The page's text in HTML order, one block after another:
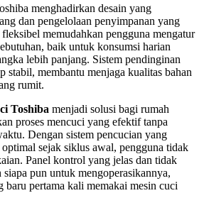
menghadirkan desain yang
dan pengelolaan penyimpanan yang
memudahkan pengguna mengatur
baik untuk konsumsi harian
lebih panjang. Sistem pendinginan
stabil, membantu menjaga kualitas bahan
rumit.
Toshiba menjadi solusi bagi rumah
proses mencuci yang efektif tanpa
Dengan sistem pencucian yang
sejak siklus awal, pengguna tidak
Panel kontrol yang jelas dan tidak
pun untuk mengoperasikannya,
baru pertama kali memakai mesin cuci